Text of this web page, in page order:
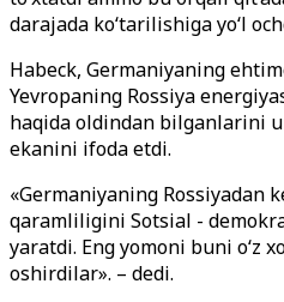
darajada ko‘tarilishiga yo‘l
Habeck, Germaniyaning
Yevropaning Rossiya
haqida oldindan bilganlarini
ekanini ifoda etdi.
«Germaniyaning Rossiyadan
qaramliligini Sotsial -
yaratdi. Eng yomoni buni o‘z
oshirdilar». – dedi.